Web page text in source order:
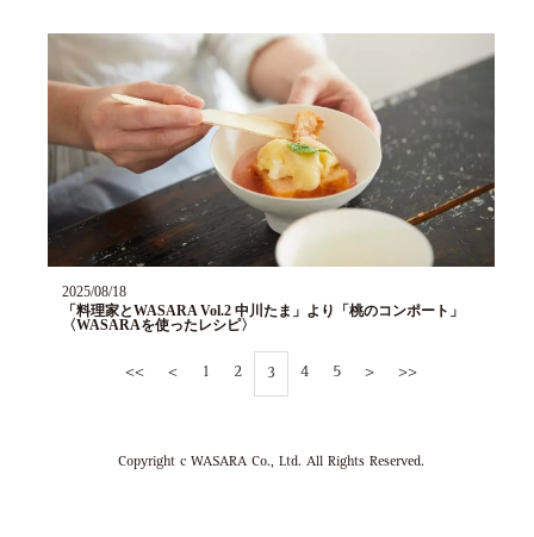
2025/08/18
「料理家とWASARA Vol.2 中川たま」より「桃のコンポート」
〈WASARAを使ったレシピ〉
<< < 1 2 3 4 5 > >>
Copyright c WASARA Co., Ltd. All Rights Reserved.